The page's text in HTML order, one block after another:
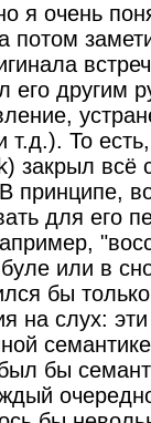
я очень
потом
его другим
т.д.). То
закрыл всё
принципе,
для его
или в
бы
на слух:
бы